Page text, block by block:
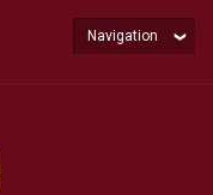
Navigation